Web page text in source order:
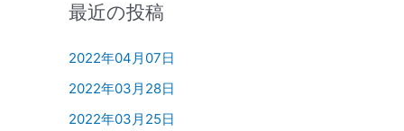
最近の投稿
2022年04月07日
2022年03月28日
2022年03月25日